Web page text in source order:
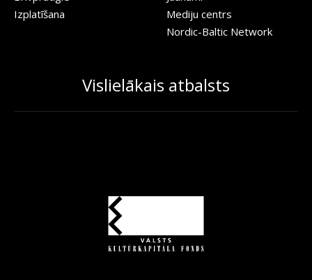
Izplatīšana
Mediju centrs
Nordic-Baltic Network
Vislielākais atbalsts